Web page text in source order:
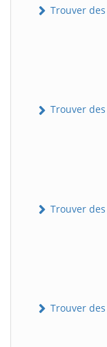
Trouver
Trouver
Trouver
Trouver